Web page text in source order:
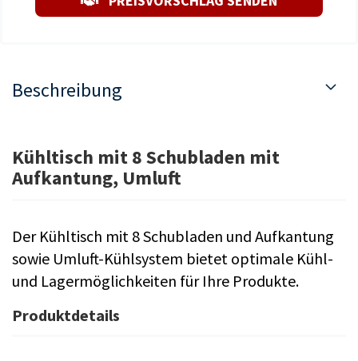
Beschreibung
Kühltisch mit 8 Schubladen mit
Aufkantung, Umluft
Der Kühltisch mit 8 Schubladen und Aufkantung
sowie Umluft-Kühlsystem bietet optimale Kühl-
und Lagermöglichkeiten für Ihre Produkte.
Produktdetails